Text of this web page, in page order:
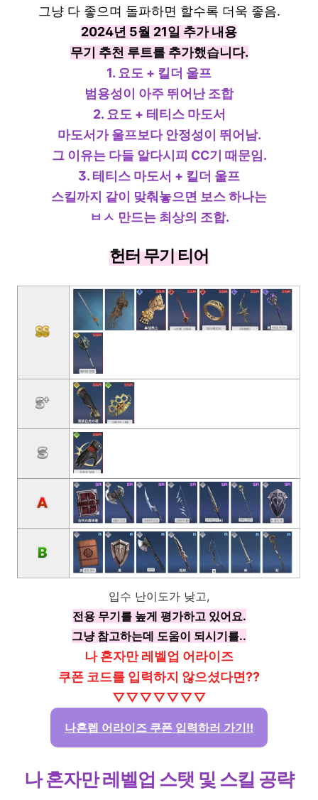
그냥 다 좋으며 돌파하면 할수록 더욱 좋음.
2024년 5월 21일 추가 내용
무기 추천 루트를 추가했습니다.
1. 요도 + 킬더 울프
범용성이 아주 뛰어난 조합
2. 요도 + 테티스 마도서
마도서가 울프보다 안정성이 뛰어남.
그 이유는 다들 알다시피 CC기 때문임.
3. 테티스 마도서 + 킬더 울프
스킬까지 같이 맞춰놓으면 보스 하나는
ㅂㅅ 만드는 최상의 조합.
헌터 무기 티어
입수 난이도가 낮고,
전용 무기를 높게 평가하고 있어요.
그냥 참고하는데 도움이 되시기를..
나 혼자만 레벨업 어라이즈
쿠폰 코드를 입력하지 않으셨다면??
▽▽▽▽▽▽▽
나혼렙 어라이즈 쿠폰 입력하러 가기!!
나 혼자만 레벨업 스탯 및 스킬 공략